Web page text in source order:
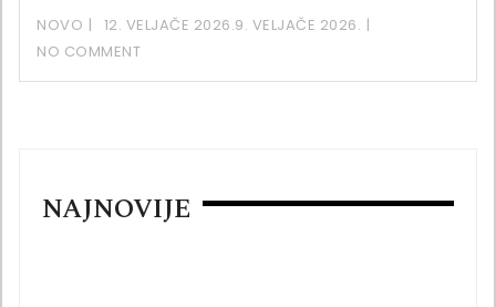
NOVO 12. VELJAČE 2026.9. VELJAČE 2026.
NO COMMENT
NAJNOVIJE